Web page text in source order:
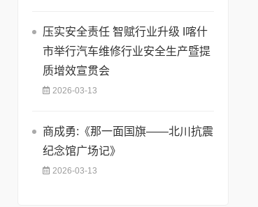
压实安全责任 智赋行业升级 I喀什
市举行汽车维修行业安全生产暨提
质增效宣贯会
2026-03-13
商成勇:《那一面国旗——北川抗震
纪念馆广场记》
2026-03-13